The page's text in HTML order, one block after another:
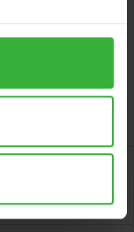
23
Lösemittelfreier,